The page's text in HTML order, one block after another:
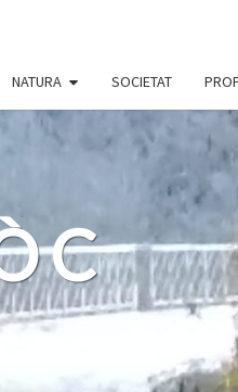
NATURA SOCIETAT